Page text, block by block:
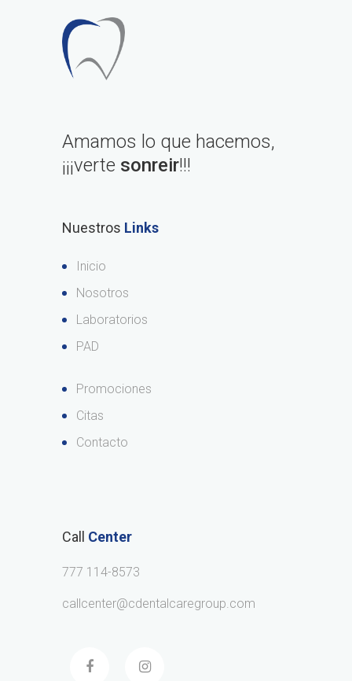
Amamos lo que hacemos,
¡¡¡verte sonreir!!!
Nuestros Links
Inicio
Nosotros
Laboratorios
PAD
Promociones
Citas
Contacto
Call Center
777 114-8573
callcenter@cdentalcaregroup.com